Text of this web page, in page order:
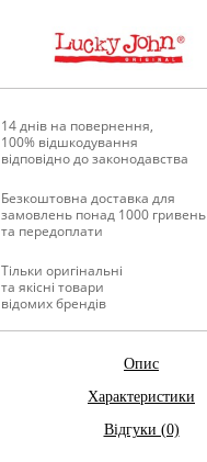
14 днів на повернення,
100% відшкодування
відповідно до законодавства
Безкоштовна доставка для
замовлень понад 1000 гривень
та передоплати
Тільки оригінальні
та якісні товари
відомих брендів
Опис
Характеристики
Відгуки (0)